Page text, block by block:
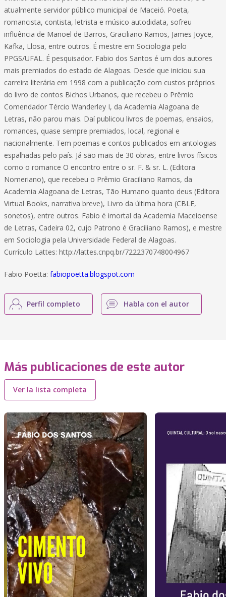
atualmente servidor público municipal de Maceió. Poeta,
romancista, contista, letrista e músico autodidata, sofreu
influência de Manoel de Barros, Graciliano Ramos, James Joyce,
Kafka, Llosa, entre outros. É mestre em Sociologia pelo
PPGS/UFAL. É pesquisador. Fabio dos Santos é um dos autores
mais premiados do estado de Alagoas. Desde que iniciou sua
carreira literária em 1998 com a publicação com custos próprios
do livro de contos Bichos Urbanos, que recebeu o Prêmio
Comendador Tércio Wanderley I, da Academia Alagoana de
Letras, não parou mais. Daí publicou livros de poemas, ensaios,
romances, quase sempre premiados, local, regional e
nacionalmente. Tem poemas e contos publicados em antologias
espalhadas pelo país. Já são mais de 30 obras, entre livros físicos
como o romance O encontro entre o sr. F. & sr. L. (Editora
Nomeriano), que recebeu o Prêmio Graciliano Ramos, da
Academia Alagoana de Letras, Tão Humano quanto deus (Editora
Virtual Books, narrativa breve), Livro da última hora (CBLE,
sonetos), entre outros. Fabio é imortal da Academia Maceioense
de Letras, Cadeira 02, cujo Patrono é Graciliano Ramos), e mestre
em Sociologia pela Universidade Federal de Alagoas.
Currículo Lattes: http://lattes.cnpq.br/7222370748004967
Fabio Poetta: fabiopoetta.blogspot.com
Perfil completo Habla con el autor
Más publicaciones de este autor
Ver la lista completa